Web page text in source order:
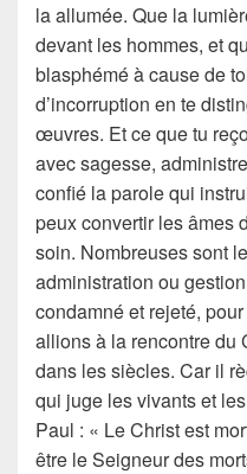
la allumée. Que la
devant les hommes, et
blasphémé à cause de
d’incorruption en te
œuvres. Et ce que tu
avec sagesse,
confié la parole qui
peux convertir les âmes
soin. Nombreuses sont
administration ou
condamné et rejeté,
allions à la rencontre du
dans les siècles. Car il
qui juge les vivants et
Paul : « Le Christ est
être le Seigneur des